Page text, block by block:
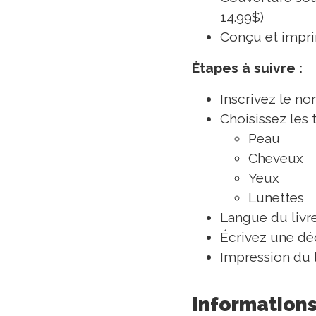
14.99$)
Conçu et
Étapes à suivre :
Inscrivez le
Choisissez les
Peau
Cheveux
Yeux
Lunettes
Langue du
Écrivez une
Impression du